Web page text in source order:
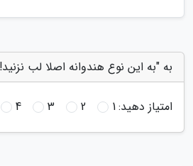
به "به این نوع هندوانه اصلا لب
امتیاز دهید:1
2
3
4